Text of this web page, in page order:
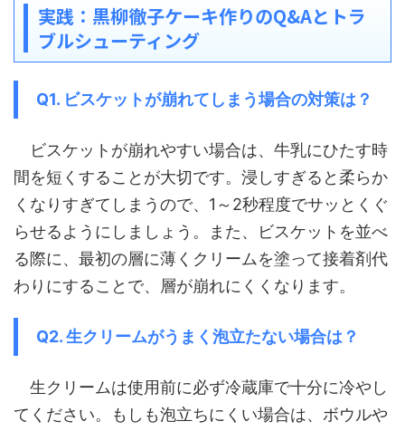
実践：黒柳徹子ケーキ作りのQ&Aとトラ
ブルシューティング
Q1. ビスケットが崩れてしまう場合の対策は？
ビスケットが崩れやすい場合は、牛乳にひたす時
間を短くすることが大切です。浸しすぎると柔らか
くなりすぎてしまうので、1～2秒程度でサッとくぐ
らせるようにしましょう。また、ビスケットを並べ
る際に、最初の層に薄くクリームを塗って接着剤代
わりにすることで、層が崩れにくくなります。
Q2. 生クリームがうまく泡立たない場合は？
生クリームは使用前に必ず冷蔵庫で十分に冷やし
てください。もしも泡立ちにくい場合は、ボウルや